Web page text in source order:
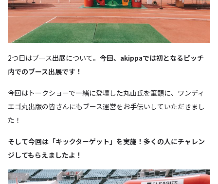
2つ目はブース出展について。 今回、akippaでは初となるピッチ
内でのブース出展です！
今回はトークショーで一緒に登壇した丸山氏を筆頭に、ワンディ
エゴ丸出版の皆さんにもブース運営をお手伝いしていただきまし
た！
そして今回は「キックターゲット」を実施！多くの人にチャレン
ジしてもらえましたよ！